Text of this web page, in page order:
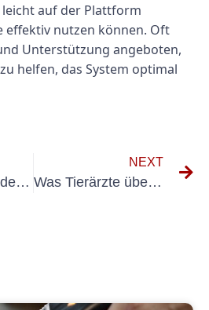
auf der Plattform
effektiv nutzen können. Oft
Unterstützung angeboten,
helfen, das System optimal
Die Bedeutung der UVV-Prüfung in der Veterinärmedizin verstehen
NEXT
Was Tierärzte über die DGUV V3-Inspektion wissen müssen